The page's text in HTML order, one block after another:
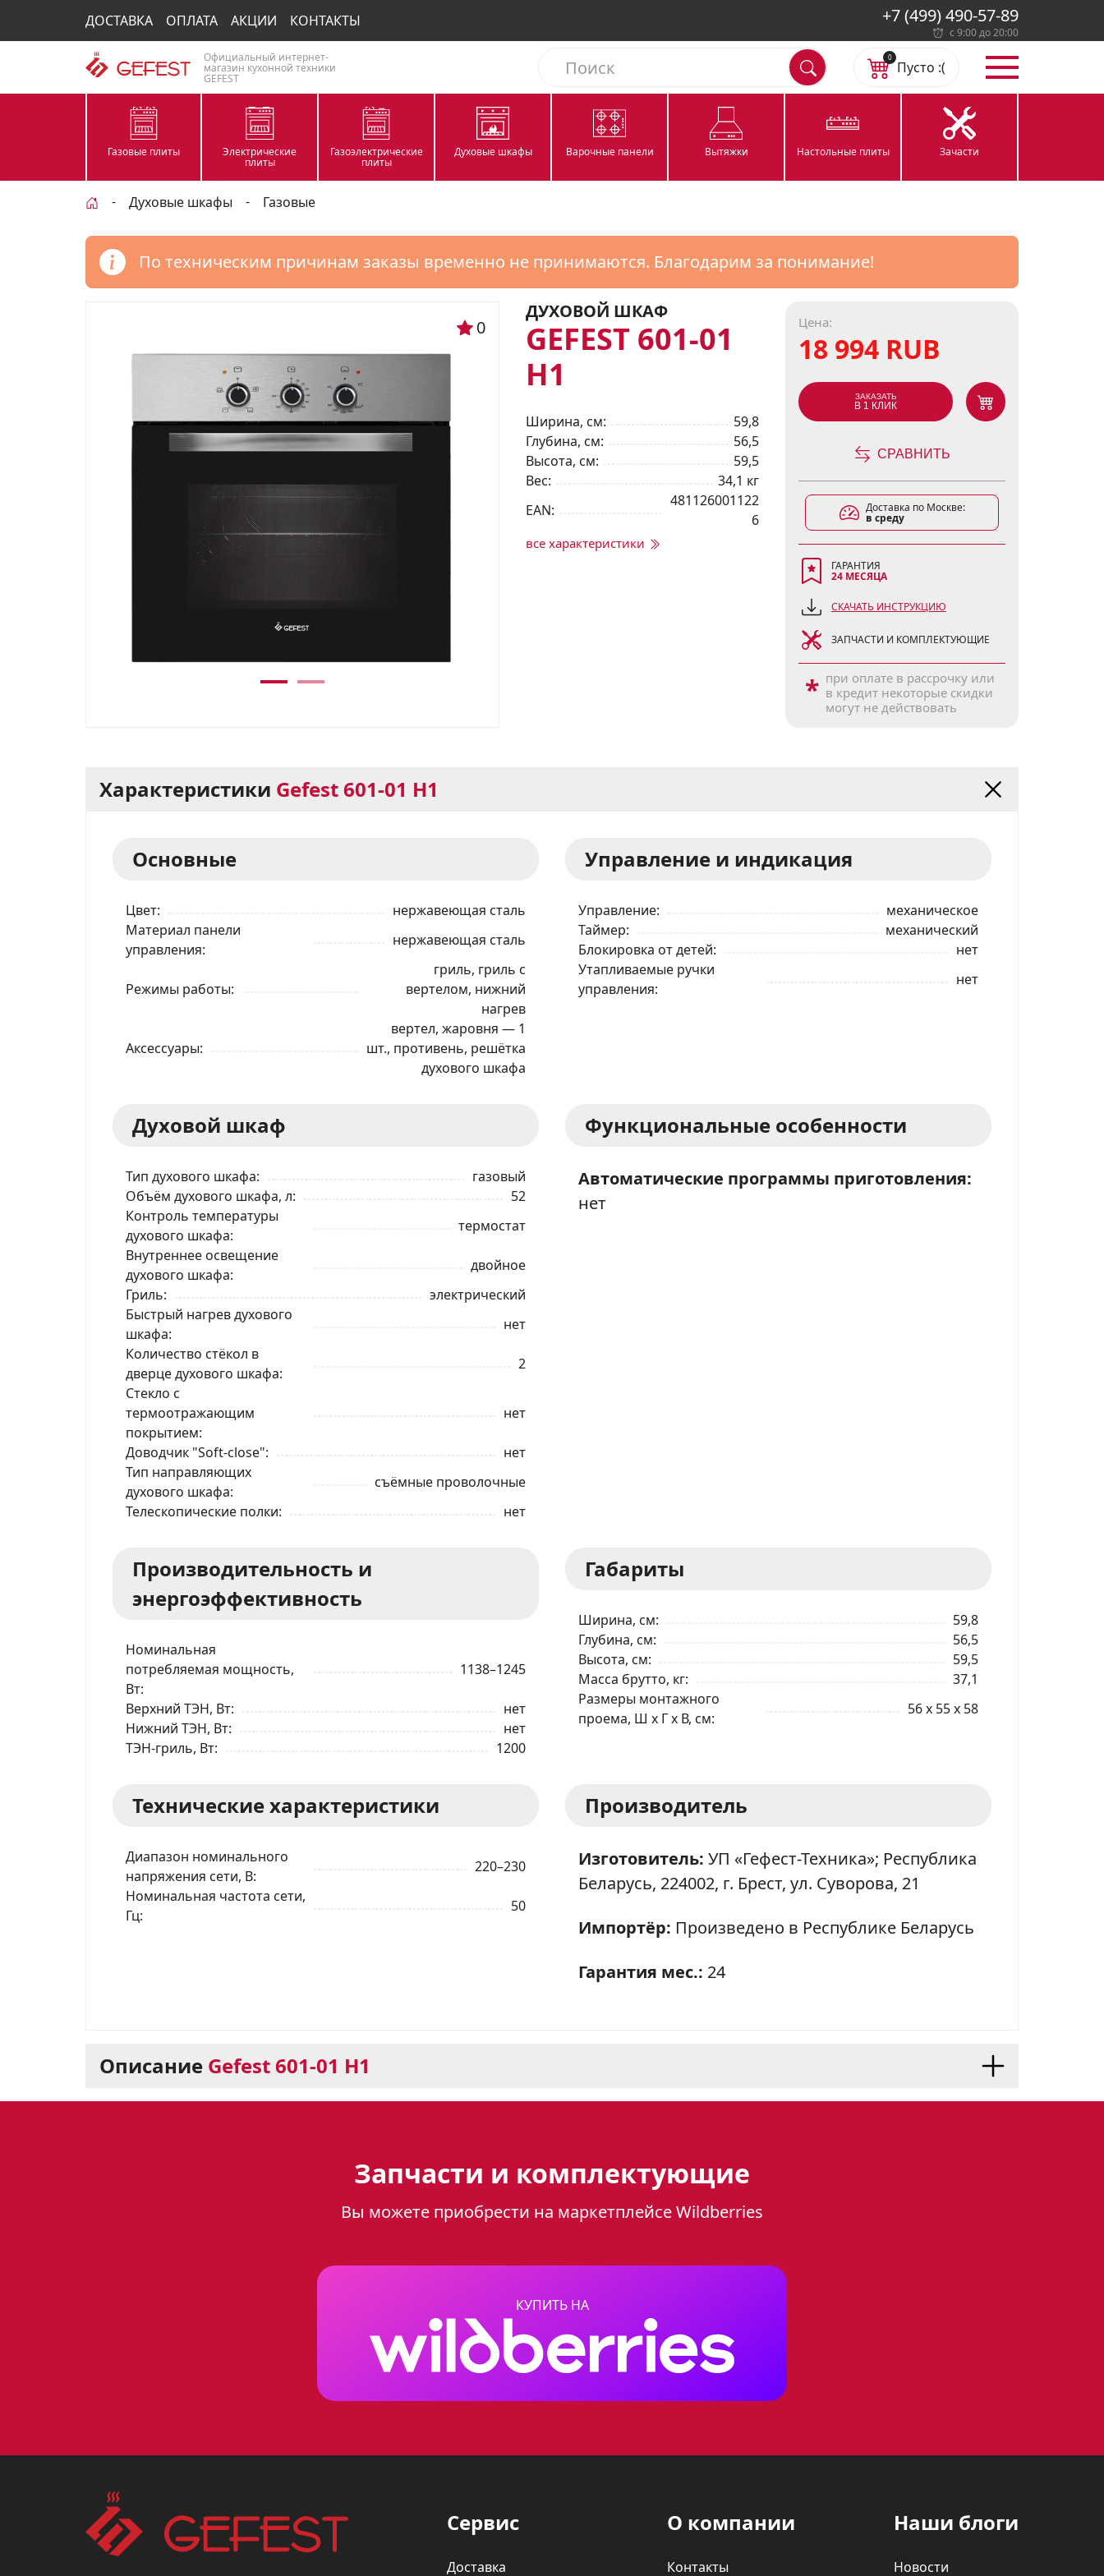
ДОСТАВКА ОПЛАТА АКЦИИ КОНТАКТЫ +7 (499) 490-57-89
с 9:00 до 20:00
Официальный интернет-
магазин кухонной техники
GEFEST
Пусто :(
0
Газовые плиты Электрические
плиты
Газоэлектрические
плиты
Духовые шкафы Варочные панели Вытяжки Настольные плиты Зачасти
Духовые шкафы Газовые
По техническим причинам заказы временно не принимаются. Благодарим за понимание!
ДУХОВОЙ ШКАФ
GEFEST 601-01
H1
Ширина, см
59,8
Глубина, см
56,5
Высота, см
59,5
Вес
34,1 кг
EAN
481126001122
6
все характеристики
0 Цена:
18 994 RUB
ЗАКАЗАТЬ
В 1 КЛИК
СРАВНИТЬ
Доставка по Москве:
в среду
ГАРАНТИЯ
24 МЕСЯЦА
СКАЧАТЬ ИНСТРУКЦИЮ
ЗАПЧАСТИ И КОМПЛЕКТУЮЩИЕ
* при оплате в рассрочку или
в кредит некоторые скидки
могут не действовать
Характеристики Gefest 601-01 H1
Основные
Цвет
нержавеющая сталь
Материал панели
управления
нержавеющая сталь
Режимы работы
гриль, гриль с
вертелом, нижний
нагрев
Аксессуары
вертел, жаровня — 1
шт., противень, решётка
духового шкафа
Управление и индикация
Управление
механическое
Таймер
механический
Блокировка от детей
нет
Утапливаемые ручки
управления
нет
Духовой шкаф
Тип духового шкафа
газовый
Объём духового шкафа, л
52
Контроль температуры
духового шкафа
термостат
Внутреннее освещение
духового шкафа
двойное
Гриль
электрический
Быстрый нагрев духового
шкафа
нет
Количество стёкол в
дверце духового шкафа
2
Стекло с
термоотражающим
покрытием
нет
Доводчик "Soft-close"
нет
Тип направляющих
духового шкафа
съёмные проволочные
Телескопические полки
нет
Функциональные особенности
Автоматические программы приготовления:
нет
Производительность и
энергоэффективность
Номинальная
потребляемая мощность,
Вт
1138–1245
Верхний ТЭН, Вт
нет
Нижний ТЭН, Вт
нет
ТЭН-гриль, Вт
1200
Габариты
Ширина, см
59,8
Глубина, см
56,5
Высота, см
59,5
Масса брутто, кг
37,1
Размеры монтажного
проема, Ш x Г x В, см
56 x 55 x 58
Технические характеристики
Диапазон номинального
напряжения сети, В
220–230
Номинальная частота сети,
Гц
50
Производитель
Изготовитель: УП «Гефест-Техника»; Республика
Беларусь, 224002, г. Брест, ул. Суворова, 21
Импортёр: Произведено в Республике Беларусь
Гарантия мес.: 24
Описание Gefest 601-01 H1
Духовой шкаф Gefest 601-01 H1 — это надежный и функциональный прибор, который станет незаменимым
помощником на вашей кухне. Он идеально подходит для тех, кто ценит простоту и практичность. Духовка
оснащена тремя режимами работы: гриль, гриль с вертелом и нижний нагрев, которые позволят вам
духовой шкаф Gefest 601-01 H1 отличается простотой в использовании и уходе.
Преимущества газовой духовки
Газовая духовка имеет ряд преимуществ, которые делают ее привлекательной для многих пользователей:
Естественный вкус. Газовая духовка сохраняет естественный вкус блюд, так как не сушит их, в
отличие от электрической.
Запчасти и комплектующие
Вы можете приобрести на маркетплейсе Wildberries
КУПИТЬ НА
Сервис
Доставка
О компании
Контакты
Наши блоги
Новости
Телефон
торговой площадки